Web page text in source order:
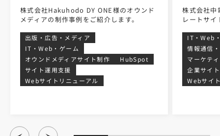
株式会社Hakuhodo DY ONE様のオウンド
メディアの制作事例をご紹介します。
出版・広告・メディア
IT・Web・ゲーム
オウンドメディアサイト制作
HubSpot
サイト運用支援
Webサイトリニューアル
株式会社中
レートサ
IT・Web
情報通信
マーケテ
企業サイ
Webサイ